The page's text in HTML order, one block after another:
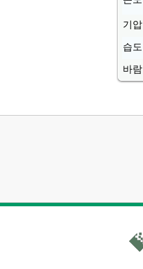
기압
습도
바람